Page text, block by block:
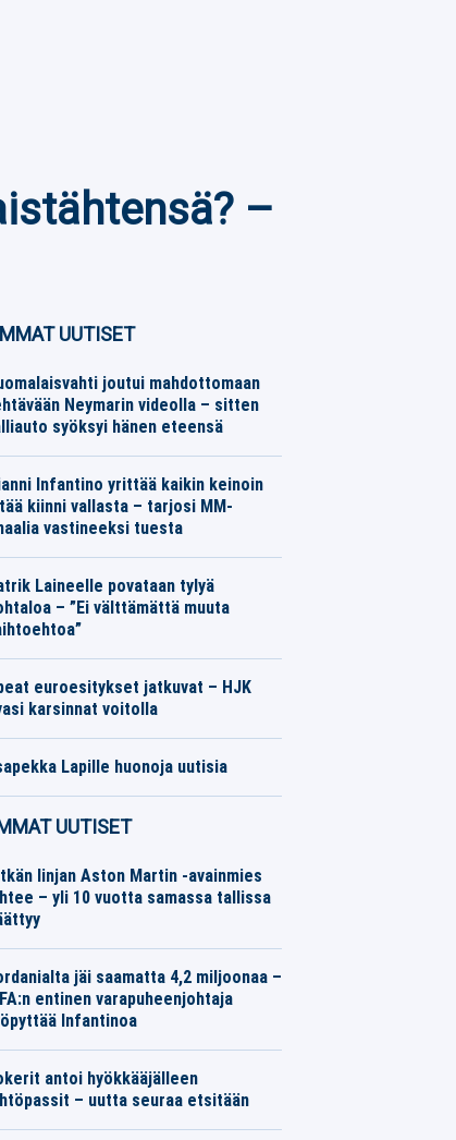
–
UUTISET
joutui mahdottomaan
Neymarin videolla – sitten
syöksyi hänen eteensä
Infantino yrittää kaikin keinoin
kiinni vallasta – tarjosi MM-
vastineeksi tuesta
Laineelle povataan tylyä
– ”Ei välttämättä muuta
euroesitykset jatkuvat – HJK
karsinnat voitolla
Lapille huonoja uutisia
UUTISET
linjan Aston Martin -avainmies
– yli 10 vuotta samassa tallissa
jäi saamatta 4,2 miljoonaa –
entinen varapuheenjohtaja
Infantinoa
antoi hyökkääjälleen
– uutta seuraa etsitään